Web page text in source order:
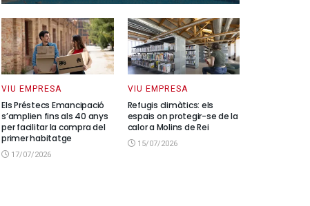
VIU EMPRESA
Els Préstecs Emancipació
s’amplien fins als 40 anys
per facilitar la compra del
primer habitatge
17/07/2026
VIU EMPRESA
Refugis climàtics: els
espais on protegir-se de la
calor a Molins de Rei
15/07/2026